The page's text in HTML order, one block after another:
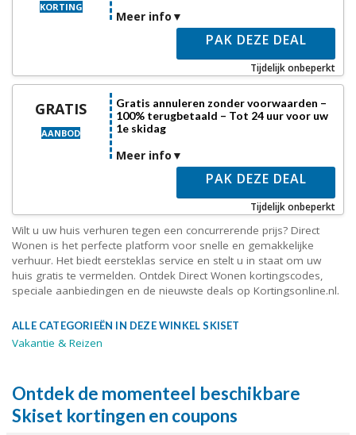
KORTING
Meer info
PAK DEZE DEAL
Tijdelijk onbeperkt
GRATIS
AANBOD
Gratis annuleren zonder voorwaarden –
100% terugbetaald – Tot 24 uur voor uw
1e skidag
Meer info
PAK DEZE DEAL
Tijdelijk onbeperkt
Wilt u uw huis verhuren tegen een concurrerende prijs? Direct
Wonen is het perfecte platform voor snelle en gemakkelijke
verhuur. Het biedt eersteklas service en stelt u in staat om uw
huis gratis te vermelden. Ontdek Direct Wonen kortingscodes,
speciale aanbiedingen en de nieuwste deals op Kortingsonline.nl.
ALLE CATEGORIEËN IN DEZE WINKEL SKISET
Vakantie & Reizen
Ontdek de momenteel beschikbare
Skiset kortingen en coupons